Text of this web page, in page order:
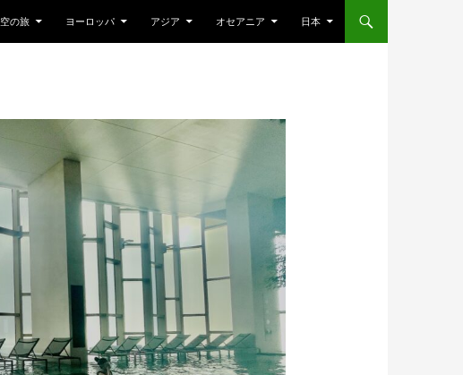
空の旅 ヨーロッパ アジア オセアニア 日本